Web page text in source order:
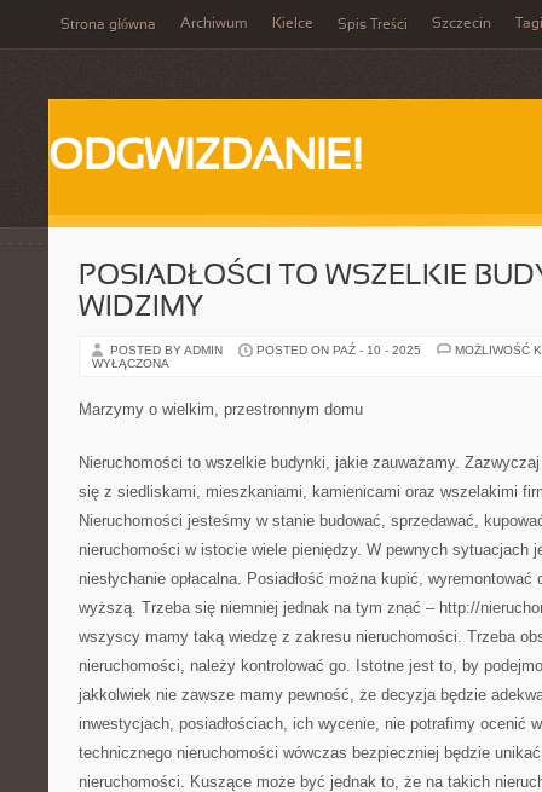
Strona główna Archiwum Kielce Spis Treści Szczecin Tagi
ODGWIZDANIE!
POSIADŁOŚCI TO WSZELKIE
WIDZIMY
POSTED BY ADMIN POSTED ON PAŹ - 10 - 2025
MOŻLIWOŚĆ
WYŁĄCZONA
Marzymy o wielkim, przestronnym domu
Nieruchomości to wszelkie budynki, jakie zauważamy.
się z siedliskami, mieszkaniami, kamienicami oraz wszelakimi
Nieruchomości jesteśmy w stanie budować, sprzedawać,
nieruchomości w istocie wiele pieniędzy. W pewnych sytuacjach
niesłychanie opłacalna. Posiadłość można kupić,
wyższą. Trzeba się niemniej jednak na tym znać – http://
wszyscy mamy taką wiedzę z zakresu nieruchomości. Trzeba
nieruchomości, należy kontrolować go. Istotne jest to, by
jakkolwiek nie zawsze mamy pewność, że decyzja będzie
inwestycjach, posiadłościach, ich wycenie, nie potrafimy ocenić
technicznego nieruchomości wówczas bezpieczniej będzie
nieruchomości. Kuszące może być jednak to, że na takich